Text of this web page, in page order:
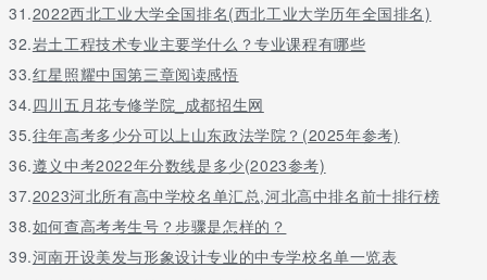
31.2022西北工业大学全国排名(西北工业大学历年全国排名)
32.岩土工程技术专业主要学什么？专业课程有哪些
33.红星照耀中国第三章阅读感悟
34.四川五月花专修学院_成都招生网
35.往年高考多少分可以上山东政法学院？(2025年参考)
36.遵义中考2022年分数线是多少(2023参考)
37.2023河北所有高中学校名单汇总,河北高中排名前十排行榜
38.如何查高考考生号？步骤是怎样的？
39.河南开设美发与形象设计专业的中专学校名单一览表